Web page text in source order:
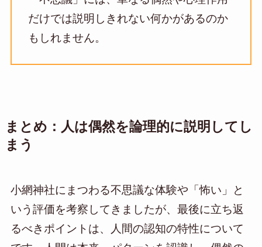
だけでは説明しきれない何かがあるのか
もしれません。
まとめ：人は偶然を論理的に説明してし
まう
小網神社にまつわる不思議な体験や「怖い」と
いう評価を考察してきましたが、最後に立ち返
るべきポイントは、人間の認知の特性について